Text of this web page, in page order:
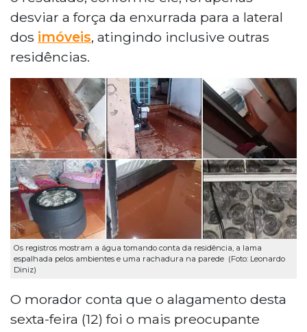
desviar a força da enxurrada para a lateral
dos imóveis, atingindo inclusive outras
residências.
Os registros mostram a água tomando conta da residência, a lama
espalhada pelos ambientes e uma rachadura na parede (Foto: Leonardo
Diniz)
O morador conta que o alagamento desta
sexta-feira (12) foi o mais preocupante